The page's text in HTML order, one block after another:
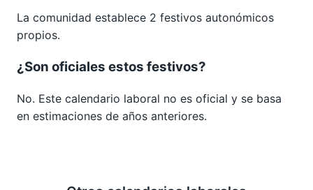
La comunidad establece 2 festivos autonómicos
propios.
¿Son oficiales estos festivos?
No. Este calendario laboral no es oficial y se basa
en estimaciones de años anteriores.